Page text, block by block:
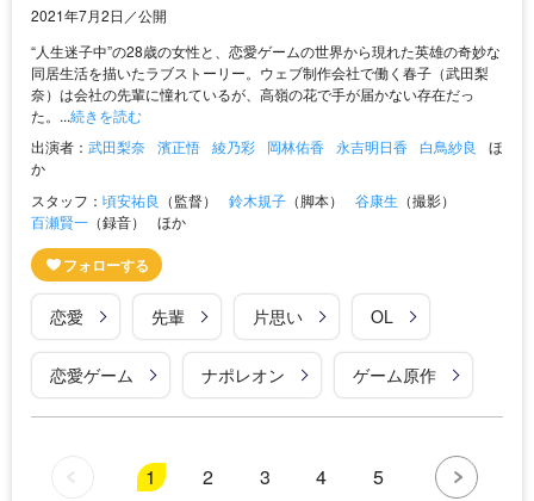
2021年7月2日／公開
“人生迷子中”の28歳の女性と、恋愛ゲームの世界から現れた英雄の奇妙な
同居生活を描いたラブストーリー。ウェブ制作会社で働く春子（武田梨
奈）は会社の先輩に憧れているが、高嶺の花で手が届かない存在だっ
た。...続きを読む
出演者： 武田梨奈 濱正悟 綾乃彩 岡林佑香 永吉明日香 白鳥紗良
ほ
か
スタッフ： 頃安祐良 （監督） 鈴木規子 （脚本） 谷康生 （撮影）
百瀬賢一 （録音） ほか
恋愛 先輩 片思い OL
恋愛ゲーム ナポレオン ゲーム原作
1 2 3 4 5